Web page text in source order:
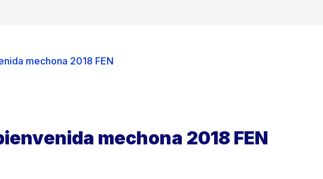
mechona 2018 FEN
mechona 2018 FEN